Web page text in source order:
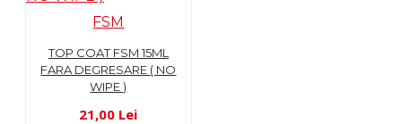
FSM
TOP COAT FSM 15ML
FARA DEGRESARE ( NO
WIPE )
21,00 Lei